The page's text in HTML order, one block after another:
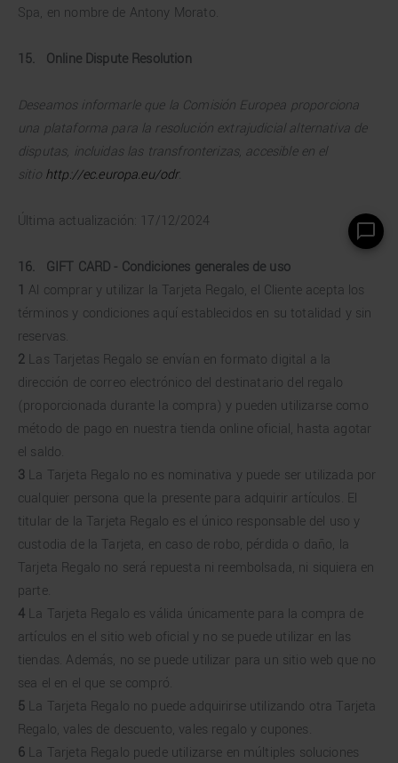
Spa, en nombre de Antony Morato.
15. Online Dispute Resolution
Deseamos informarle que la Comisión Europea proporciona
una plataforma para la resolución extrajudicial alternativa de
disputas, incluidas las transfronterizas, accesible en el
sitio http://ec.europa.eu/odr.
Última actualización: 17/12/2024
16. GIFT CARD - Condiciones generales de uso
1 Al comprar y utilizar la Tarjeta Regalo, el Cliente acepta los
términos y condiciones aquí establecidos en su totalidad y sin
reservas.
2 Las Tarjetas Regalo se envían en formato digital a la
dirección de correo electrónico del destinatario del regalo
(proporcionada durante la compra) y pueden utilizarse como
método de pago en nuestra tienda online oficial, hasta agotar
el saldo.
3 La Tarjeta Regalo no es nominativa y puede ser utilizada por
cualquier persona que la presente para adquirir artículos. El
titular de la Tarjeta Regalo es el único responsable del uso y
custodia de la Tarjeta, en caso de robo, pérdida o daño, la
Tarjeta Regalo no será repuesta ni reembolsada, ni siquiera en
parte.
4 La Tarjeta Regalo es válida únicamente para la compra de
artículos en el sitio web oficial y no se puede utilizar en las
tiendas. Además, no se puede utilizar para un sitio web que no
sea el en el que se compró.
5 La Tarjeta Regalo no puede adquirirse utilizando otra Tarjeta
Regalo, vales de descuento, vales regalo y cupones.
6 La Tarjeta Regalo puede utilizarse en múltiples soluciones